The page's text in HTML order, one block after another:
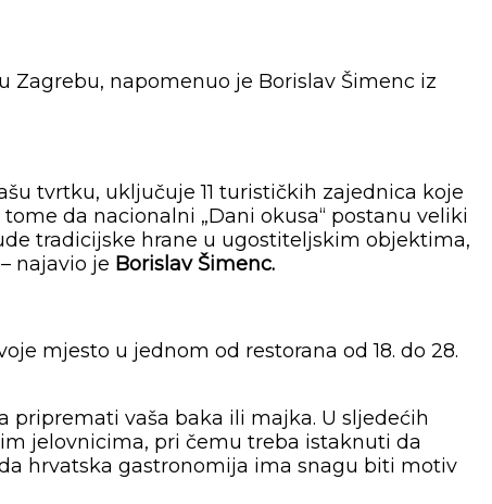
Zagrebu, napomenuo je Borislav Šimenc iz
tvrtku, uključuje 11 turističkih zajednica koje
da nacionalni „Dani okusa“ postanu veliki
tradicijske hrane u ugostiteljskim objektima,
najavio je Borislav Šimenc.
mjesto u jednom od restorana od 18. do 28.
pripremati vaša baka ili majka. U sljedećih
jelovnicima, pri čemu treba istaknuti da
hrvatska gastronomija ima snagu biti motiv